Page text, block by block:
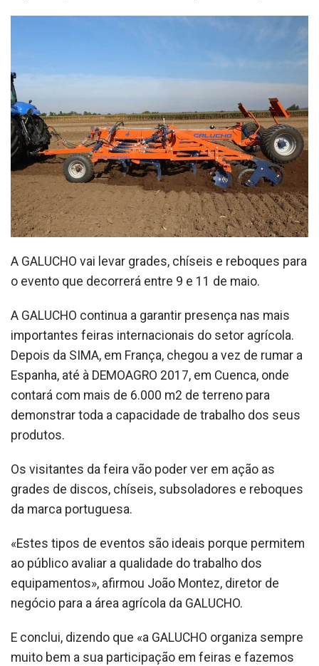
A GALUCHO vai levar grades, chíseis e reboques para
o evento que decorrerá entre 9 e 11 de maio.
A GALUCHO continua a garantir presença nas mais
importantes feiras internacionais do setor agrícola.
Depois da SIMA, em França, chegou a vez de rumar a
Espanha, até à DEMOAGRO 2017, em Cuenca, onde
contará com mais de 6.000 m2 de terreno para
demonstrar toda a capacidade de trabalho dos seus
produtos.
Os visitantes da feira vão poder ver em ação as
grades de discos, chíseis, subsoladores e reboques
da marca portuguesa.
«Estes tipos de eventos são ideais porque permitem
ao público avaliar a qualidade do trabalho dos
equipamentos», afirmou João Montez, diretor de
negócio para a área agrícola da GALUCHO.
E conclui, dizendo que «a GALUCHO organiza sempre
muito bem a sua participação em feiras e fazemos